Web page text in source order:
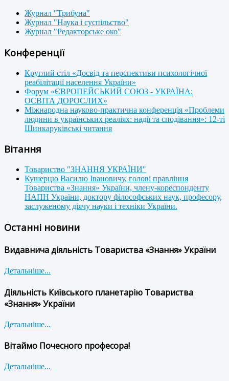
Журнал "Трибуна"
Журнал "Наука і суспільство"
Журнал "Редакторське око"
Конференції
Круглий стіл «Досвід та перспективи психологічної
реабілітації населення України»
Форум «ЄВРОПЕЙСЬКИЙ СОЮЗ - УКРАЇНА:
ОСВІТА ДОРОСЛИХ»
Міжнародна науково-практична конференція «Проблеми
людини в українських реаліях: надії та сподівання»: 12-ті
Шинкаруківські читання
Вітання
Товариство "ЗНАННЯ УКРАЇНИ"
Кушерцю Василю Івановичу, голові правління
Товариства «Знання» України, члену-кореспонденту
НАПН України, доктору філософських наук, професору,
заслуженому діячу науки і техніки України.
Останні новини
Видавнича діяльність Товариства «Знання» України
Детальніше...
Діяльність Київського планетарію Товариства
«Знання» України
Детальніше...
Вітаймо Почесного професора!
Детальніше...